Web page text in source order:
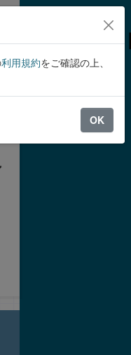
利用規約をご確認の上、
OK